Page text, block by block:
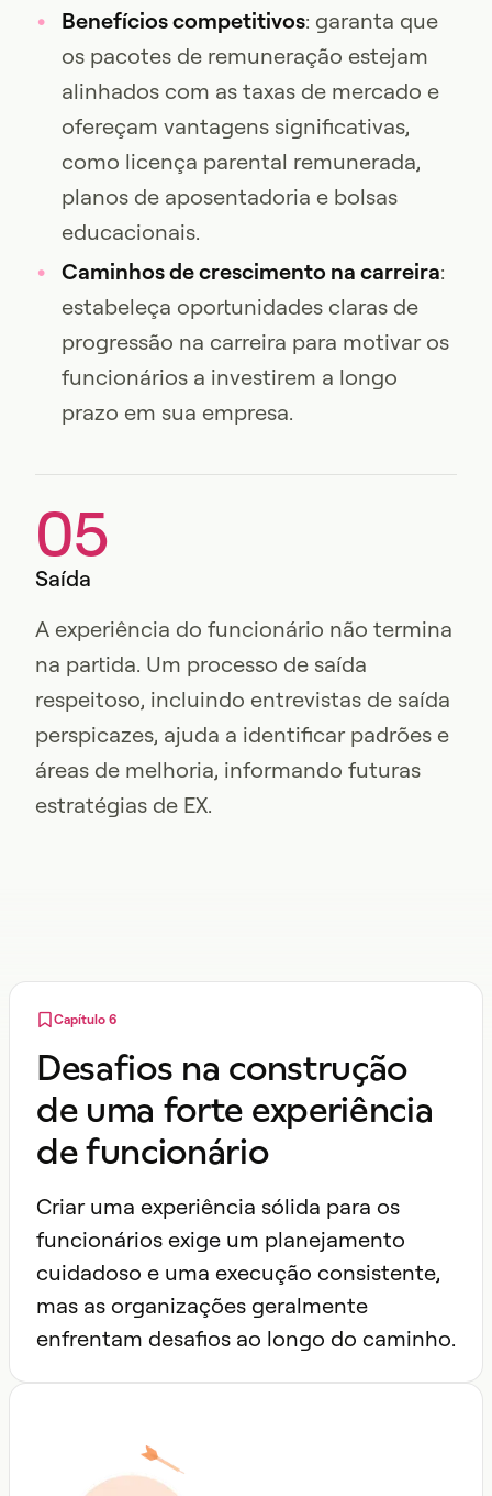
Benefícios competitivos: garanta que
os pacotes de remuneração estejam
alinhados com as taxas de mercado e
ofereçam vantagens significativas,
como licença parental remunerada,
planos de aposentadoria e bolsas
educacionais.
Caminhos de crescimento na carreira:
estabeleça oportunidades claras de
progressão na carreira para motivar os
funcionários a investirem a longo
prazo em sua empresa.
05
Saída
A experiência do funcionário não termina
na partida. Um processo de saída
respeitoso, incluindo entrevistas de saída
perspicazes, ajuda a identificar padrões e
áreas de melhoria, informando futuras
estratégias de EX.
Capítulo 6
Desafios na construção
de uma forte experiência
de funcionário
Criar uma experiência sólida para os
funcionários exige um planejamento
cuidadoso e uma execução consistente,
mas as organizações geralmente
enfrentam desafios ao longo do caminho.